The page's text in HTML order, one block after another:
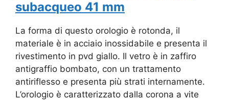
subacqueo 41 mm
La forma di questo orologio è rotonda, il
materiale è in acciaio inossidabile e presenta il
rivestimento in pvd giallo. Il vetro è in zaffiro
antigraffio bombato, con un trattamento
antiriflesso e presenta più strati internamente.
L’orologio è caratterizzato dalla corona a vite